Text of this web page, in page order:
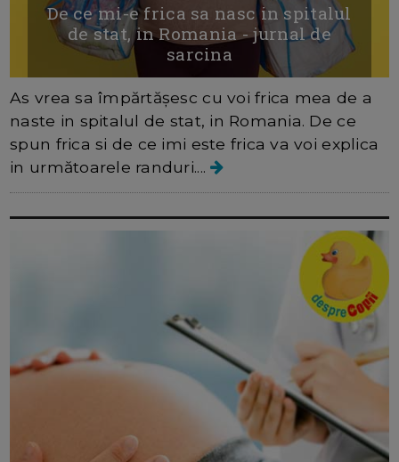
De ce mi-e frica sa nasc in spitalul
de stat, in Romania - jurnal de
sarcina
As vrea sa împărtășesc cu voi frica mea de a
naste in spitalul de stat, in Romania. De ce
spun frica si de ce imi este frica va voi explica
in următoarele randuri....